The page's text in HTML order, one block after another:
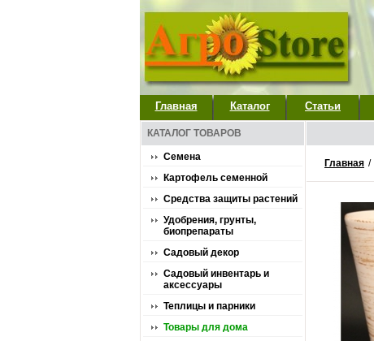
Главная Каталог Статьи
КАТАЛОГ ТОВАРОВ
Семена
Картофель семенной
Средства защиты растений
Удобрения, грунты,
биопрепараты
Садовый декор
Садовый инвентарь и
аксессуары
Теплицы и парники
Товары для дома
Главная /